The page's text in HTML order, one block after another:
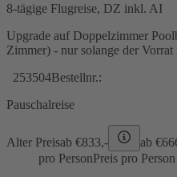
8-tägige Flugreise, DZ inkl. AI
Upgrade auf Doppelzimmer
Zimmer) - nur solange der Vorrat
253504Bestellnr.:
Pauschalreise
Alter Preisab €833,- ab €
pro PersonPreis pro Person